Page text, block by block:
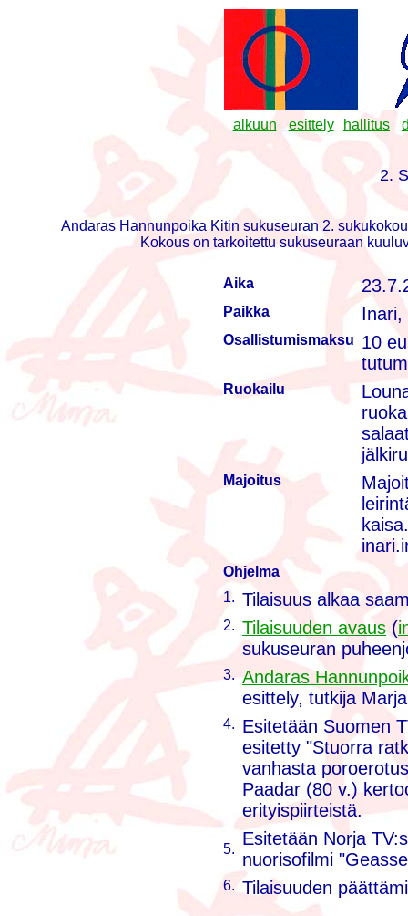
alkuun esittely hallitus
2.
Andaras Hannunpoika Kitin sukuseuran 2.
Kokous on tarkoitettu sukuseuraan
Aika
Paikka Inari,
Osallistumismaksu 10
Ruokailu
Majoitus
Ohjelma
1. Tilaisuus alkaa
2. Tilaisuuden avaus (
sukuseuran
3. Andaras
esittely, tutkija
4. Esitetään Suomen
esitetty "Stuorra
vanhasta
Paadar (80 v.)
erityispiirteistä.
5.
Esitetään Norja
nuorisofilmi
6. Tilaisuuden